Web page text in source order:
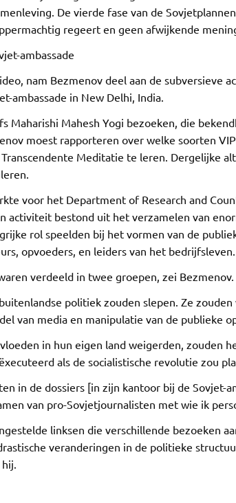
De vierde fase van de
regeert en geen afwijkende
ambassade
nam Bezmenov deel aan de subversieve
ambassade in New Delhi, India.
Maharishi Mahesh Yogi bezoeken, die
moest rapporteren over welke soorten
Meditatie te leren. Dergelijke
voor het Department of Research and
activiteit bestond uit het verzamelen van
rol speelden bij het vormen van de
opvoeders, en leiders van het bedrijfsleven.
verdeeld in twee groepen, zei Bezmenov.
politiek zouden slepen. Ze
van media en manipulatie van de publieke
in hun eigen land weigerden, zouden
als de socialistische revolutie zou
in de dossiers [in zijn kantoor bij de Sovjet-
van pro-Sovjetjournalisten met wie ik
linksen die verschillende bezoeken
veranderingen in de politieke